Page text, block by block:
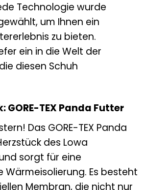
Technologie wurde
um Ihnen ein
zu bieten.
ein in die Welt der
diesen Schuh
GORE-TEX Panda Futter
Das GORE-TEX Panda
des Lowa
sorgt für eine
Wärmeisolierung. Es besteht
Membran, die nicht nur